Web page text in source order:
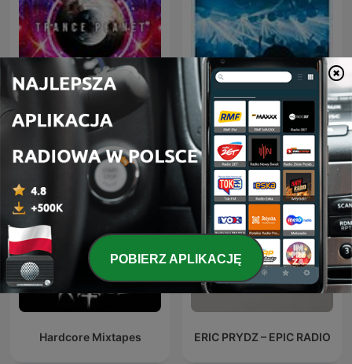
Trance Planet FG MIX
Hardcore Mixtapes ERIC PRYDZ – EPIC RADIO
POBIERZ APLIKACJĘ